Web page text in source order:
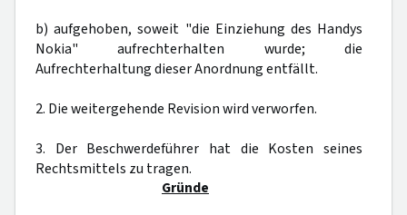
b) aufgehoben, soweit "die Einziehung des Handys
Nokia" aufrechterhalten wurde; die
Aufrechterhaltung dieser Anordnung entfällt.
2. Die weitergehende Revision wird verworfen.
3. Der Beschwerdeführer hat die Kosten seines
Rechtsmittels zu tragen.
Gründe